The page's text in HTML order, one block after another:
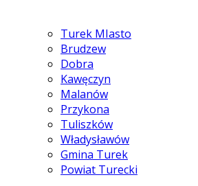
Turek MIasto
Brudzew
Dobra
Kawęczyn
Malanów
Przykona
Tuliszków
Władysławów
Gmina Turek
Powiat Turecki